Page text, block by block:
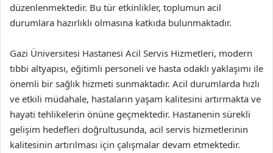
düzenlenmektedir. Bu tür etkinlikler, toplumun acil
durumlara hazırlıklı olmasına katkıda bulunmaktadır.
Gazi Üniversitesi Hastanesi Acil Servis Hizmetleri, modern
tıbbi altyapısı, eğitimli personeli ve hasta odaklı yaklaşımı ile
önemli bir sağlık hizmeti sunmaktadır. Acil durumlarda hızlı
ve etkili müdahale, hastaların yaşam kalitesini artırmakta ve
hayati tehlikelerin önüne geçmektedir. Hastanenin sürekli
gelişim hedefleri doğrultusunda, acil servis hizmetlerinin
kalitesinin artırılması için çalışmalar devam etmektedir.